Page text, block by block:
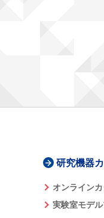
研究機器
オンライン
実験室モデ